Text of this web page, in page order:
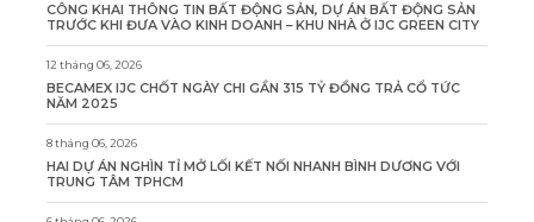
CÔNG KHAI THÔNG TIN BẤT ĐỘNG SẢN, DỰ ÁN BẤT ĐỘNG SẢN
TRƯỚC KHI ĐƯA VÀO KINH DOANH – KHU NHÀ Ở IJC GREEN CITY
12 tháng 06, 2026
BECAMEX IJC CHỐT NGÀY CHI GẦN 315 TỶ ĐỒNG TRẢ CỔ TỨC
NĂM 2025
8 tháng 06, 2026
HAI DỰ ÁN NGHÌN TỈ MỞ LỐI KẾT NỐI NHANH BÌNH DƯƠNG VỚI
TRUNG TÂM TPHCM